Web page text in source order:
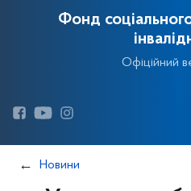
Фонд
Офіційний
Новини